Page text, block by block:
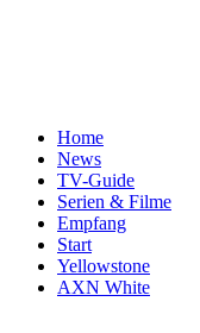
Home
News
TV-Guide
Serien & Filme
Empfang
Start
Yellowstone
AXN White